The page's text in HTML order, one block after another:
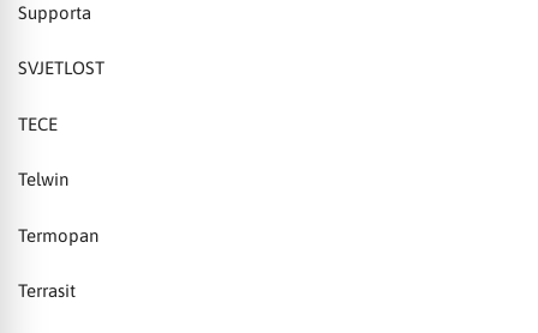
Supporta
SVJETLOST
TECE
Telwin
Termopan
Terrasit